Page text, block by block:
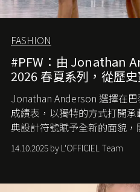
FASHION
#PFW：由 Jonathan
2026 春夏系列，從歷
Jonathan Anderson 選擇在
成績表，以獨特的方式打開
典設計符號賦予全新的面貌
Anderson 的 Dior 時代。
14.10.2025 by L'OFFICIEL Team